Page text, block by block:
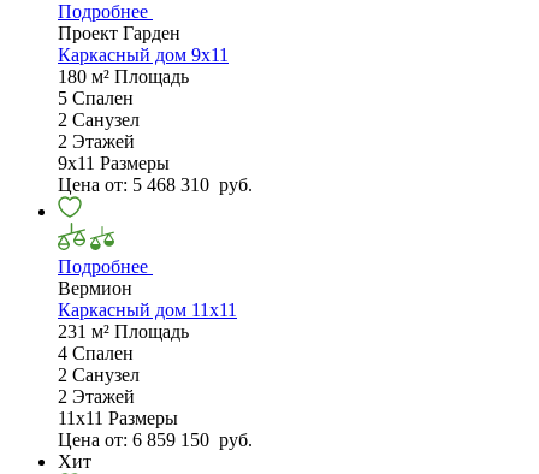
Подробнее
Проект Гарден
Каркасный дом 9х11
180 м² Площадь
5 Спален
2 Санузел
2 Этажей
9х11 Размеры
Цена от: 5 468 310 руб.
Подробнее
Вермион
Каркасный дом 11х11
231 м² Площадь
4 Спален
2 Санузел
2 Этажей
11х11 Размеры
Цена от: 6 859 150 руб.
Хит